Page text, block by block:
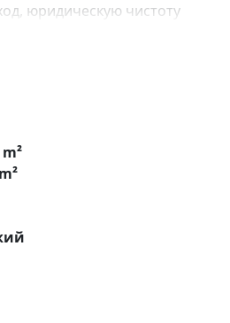
юридическую чистоту
сделок. Самое ценное для
ипотеки бесплатно; 2.
по цене застройщика +
3. Экспертное мнение о
интересы — наш
поддержку на всех
ключей; 5. Фейерверк
с нами и выбери свой
кварталы» - это ваш
активно развивающемся
комплекс
формы, лаконичный дизайн
и уникальные